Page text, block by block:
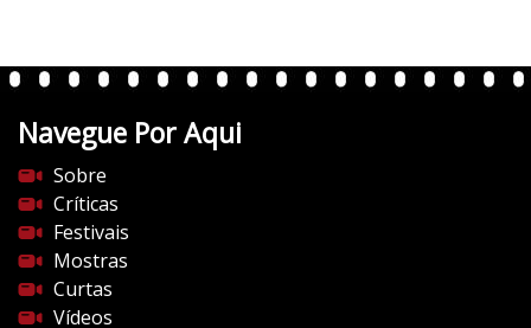
e
P
l
í
c
i
a
n
e
s
d
o
c
i
n
Navegue Por Aqui
Sobre
Críticas
Festivais
Mostras
Curtas
Vídeos